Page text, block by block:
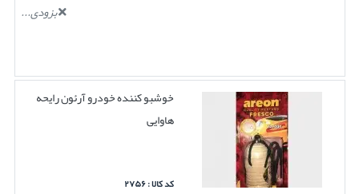
بزودی...
خوشبو کننده خودرو آرئون رایحه
هاوایی
کد کالا : ۲۷۵۶